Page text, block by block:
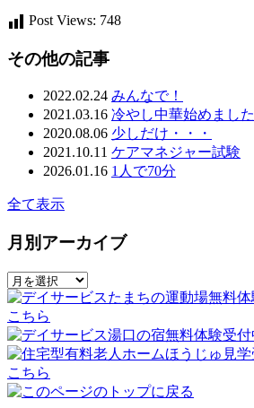
Post Views: 748
その他の記事
2022.02.24 みんなで！
2021.03.16 冷やし中華始めました
2020.08.06 少しだけ・・・
2021.10.11 ケアマネジャー試験
2026.01.16 1人で70分
全て表示
月別アーカイブ